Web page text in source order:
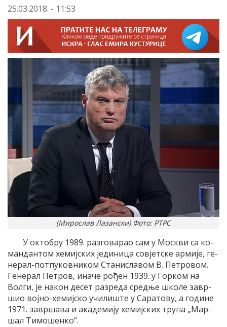
25.03.2018. - 11:53
(Мирослав Лазански) Фото: РТРС
У ок­то­бру 1989. раз­го­ва­рао сам у Мо­скви са ко­
ман­дан­том хе­миј­ских је­ди­ни­ца со­вјет­ске ар­ми­је, ге­
не­рал-пот­пу­ков­ни­ком Ста­ни­сла­вом В. Пе­тро­вом.
Ге­не­рал Пе­тров, ина­че ро­ђен 1939. у Гор­ком на
Вол­ги, је на­кон де­сет раз­ре­да сред­ње шко­ле за­вр­
шио вој­но-хе­миј­ско учи­ли­ште у Са­ра­то­ву, а го­ди­не
1971. за­вр­ша­ва и ака­де­ми­ју хе­миј­ских тру­па „Мар­
шал Ти­мо­шен­ко”.